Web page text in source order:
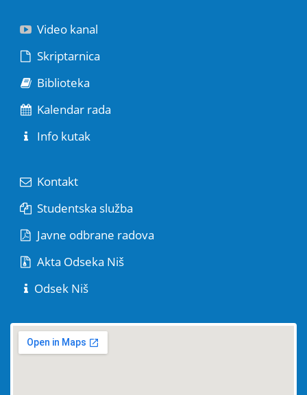
Video kanal
Skriptarnica
Biblioteka
Kalendar rada
Info kutak
Kontakt
Studentska služba
Javne odbrane radova
Akta Odseka Niš
Odsek Niš